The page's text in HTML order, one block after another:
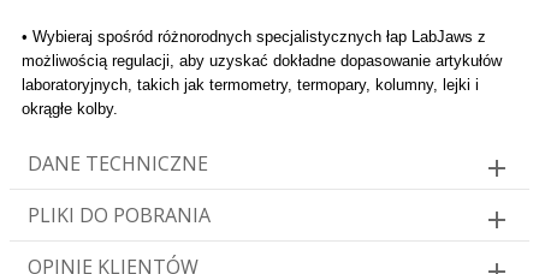
• Wybieraj spośród różnorodnych specjalistycznych łap LabJaws z
możliwością regulacji, aby uzyskać dokładne dopasowanie artykułów
laboratoryjnych, takich jak termometry, termopary, kolumny, lejki i
okrągłe kolby.
DANE TECHNICZNE
PLIKI DO POBRANIA
OPINIE KLIENTÓW